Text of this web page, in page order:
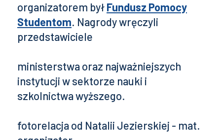
organizatorem byłFundusz Pomocy
Studentom. Nagrody wręczyli
przedstawiciele
ministerstwa oraz najważniejszych
instytucji w sektorze nauki i
szkolnictwa wyższego.
fotorelacja od Natalii Jezierskiej - mat.